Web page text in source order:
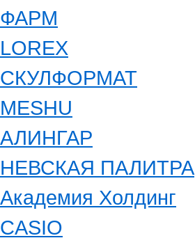
ФАРМ
LOREX
СКУЛФОРМАТ
MESHU
АЛИНГАР
НЕВСКАЯ ПАЛИТРА
Академия Холдинг
CASIO